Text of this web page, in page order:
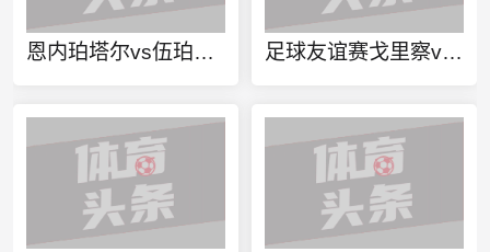
恩内珀塔尔vs伍珀塔尔直播 足球友谊赛戈里察vs查尔顿直播